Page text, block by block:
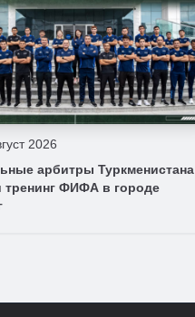
2026
арбитры Туркменистана
тренинг ФИФА в городе